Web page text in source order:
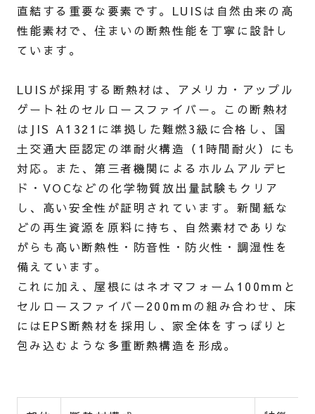
直結する重要な要素です。LUISは自然由来の高
性能素材で、住まいの断熱性能を丁寧に設計し
ています。
LUISが採用する断熱材は、アメリカ・アップル
ゲート社のセルロースファイバー。この断熱材
はJIS A1321に準拠した難燃3級に合格し、国
土交通大臣認定の準耐火構造（1時間耐火）にも
対応。また、第三者機関によるホルムアルデヒ
ド・VOCなどの化学物質放出量試験もクリア
し、高い安全性が証明されています。新聞紙な
どの再生資源を原料に持ち、自然素材でありな
がらも高い断熱性・防音性・防火性・調湿性を
備えています。
これに加え、屋根にはネオマフォーム100mmと
セルロースファイバー200mmの組み合わせ、床
にはEPS断熱材を採用し、家全体をすっぽりと
包み込むような多重断熱構造を形成。